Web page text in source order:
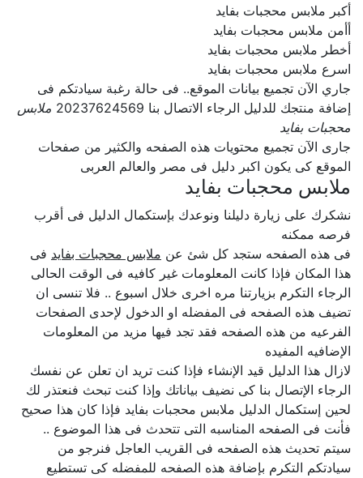
أكبر ملابس محجبات بفايد
أأمن ملابس محجبات بفايد
أخطر ملابس محجبات بفايد
اسرع ملابس محجبات بفايد
جاري الآن تجميع بيانات الموقع.. فى حالة رغبة سيادتكم فى
إضافة منتجك للدليل الرجاء الاتصال بنا 20237624569
ملابس
محجبات بفايد
جارى الآن تجميع محتويات هذه الصفحه والكثير من صفحات
الموقع كى يكون اكبر دليل فى مصر والعالم العربى
ملابس محجبات بفايد
نشكرك على زيارة دليلنا ونوعدك بإستكمال الدليل فى أقرب
فرصه ممكنه
فى هذه الصفحه ستجد كل شئ عنملابس محجبات بفايدفى
هذا المكان فإذا كانت المعلومات غير كافيه فى الوقت الحالى
الرجاء التكرم بزيارتنا مره اخرى خلال اسبوع .. فلا تنسى ان
تضيف هذه الصفحه فى المفضله او الدخول لإحدى الصفحات
الفرعيه من هذه الصفحه فقد تجد فيها مزيد من المعلومات
الإضافيه المفيده
لازال هذا الدليل قيد الإنشاء فإذا كنت تريد ان تعلن عن نفسك
الرجاء الإتصال بنا كى نضيف بياناتك وإذا كنت تبحث فنعتذر لك
لحين إستكمال الدليل ملابس محجبات بفايد فإذا كان هذا صحيح
فأنت فى الصفحه المناسبه التى تتحدث فى هذا الموضوع ..
سيتم تحديث هذه الصفحه فى القريب العاجل فنرجو من
سيادتكم التكرم بإضافة هذه الصفحه للمفضله كى تستطيع